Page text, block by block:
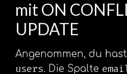
mit ON
UPDATE
Angenommen, du
users. Die Spalte